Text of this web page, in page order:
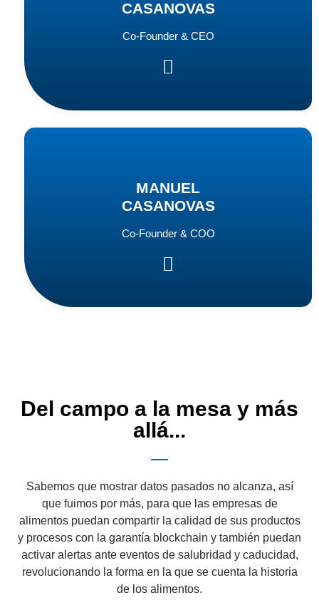
CASANOVAS
Co-Founder & CEO
MANUEL
CASANOVAS
Co-Founder & COO
Del campo a la mesa y más
allá...
Sabemos que mostrar datos pasados no alcanza, así
que fuimos por más, para que las empresas de
alimentos puedan compartir la calidad de sus productos
y procesos con la garantía blockchain y también puedan
activar alertas ante eventos de salubridad y caducidad,
revolucionando la forma en la que se cuenta la historia
de los alimentos.